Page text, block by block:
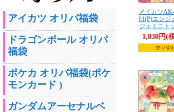
アイカツ オリパ福袋
ドラゴンボール オリパ
福袋
ポケカ オリパ福袋(ポケ
モンカード )
ガンダムアーセナルベ
アイカツ
01(P)エンジ
ジェミニト
1,830円(
売り切